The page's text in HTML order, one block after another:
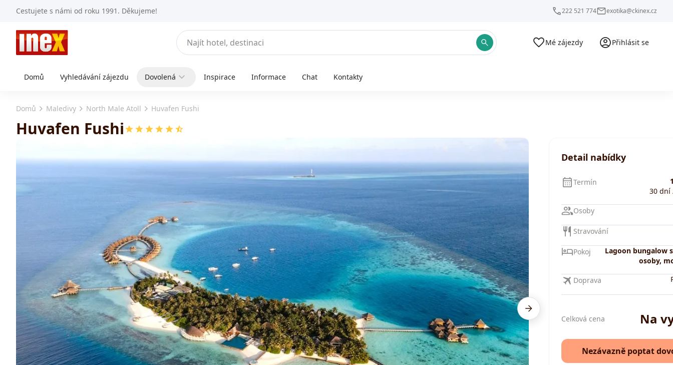
Cestujete s námi od roku 1991. Děkujeme! 222 521 774 exotika@ckinex.cz
Mé zájezdy Přihlásit se
Domů Vyhledávání zájezdu Dovolená Inspirace Informace Chat Kontakty
Domů Maledivy North Male Atoll Huvafen Fushi
Huvafen Fushi
Detail nabídky
Termín
30 dní
Osoby
Stravování
Pokoj
Lagoon bungalow
osoby,
Doprava
Celková cena Na
Nezávazně poptat